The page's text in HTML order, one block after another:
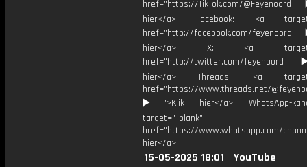
href="https://TikTok.com/
hier</a> Facebook: <a
href="http://facebook.com/
hier</a> X: <a
href="http://twitter.com/
hier</a> Threads: <a
href="https://www.threads.net/
▶️">Klik hier</a> WhatsApp-
target="_blank"
href="https://www.whatsapp.com/
hier</a>
15-05-2025 18:01
YouTube